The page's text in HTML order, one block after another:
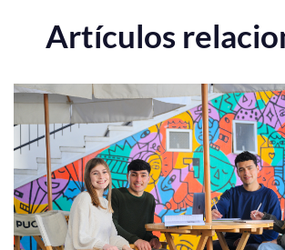
Artículos